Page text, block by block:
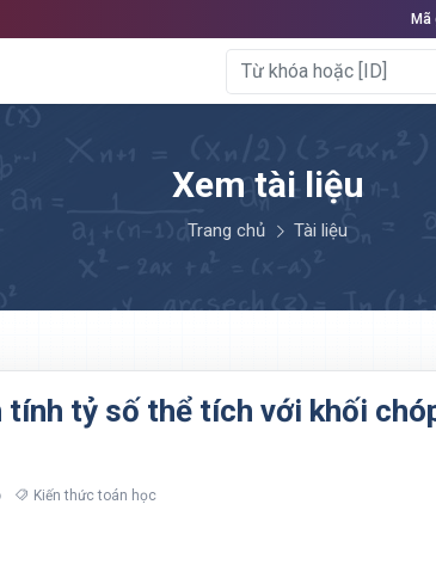
Mã
Xem tài liệu
Trang chủ Tài liệu
tỷ số thể tích với khối
Kiến thức toán học